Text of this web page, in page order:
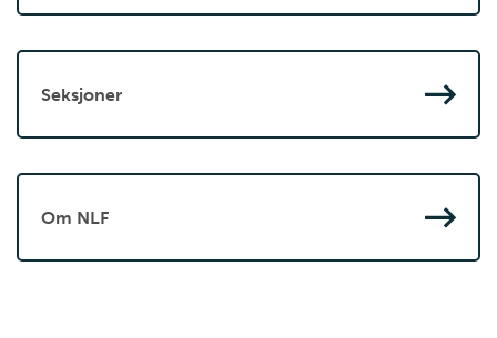
Seksjoner
Om NLF